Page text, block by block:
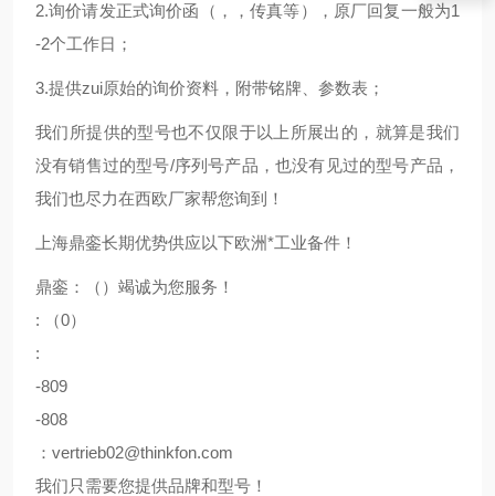
2.询价请发正式询价函（，，传真等），原厂回复一般为1
-2个工作日；
3.提供zui原始的询价资料，附带铭牌、参数表；
我们所提供的型号也不仅限于以上所展出的，就算是我们
没有销售过的型号/序列号产品，也没有见过的型号产品，
我们也尽力在西欧厂家帮您询到！
上海鼎銮长期优势供应以下欧洲*工业备件！
鼎銮：（）竭诚为您服务！
: （0）
:
-809
-808
：vertrieb02@thinkfon.com
我们只需要您提供品牌和型号！